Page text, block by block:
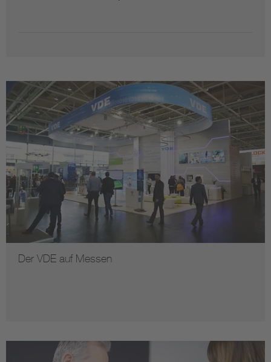
Der VDE auf Messen